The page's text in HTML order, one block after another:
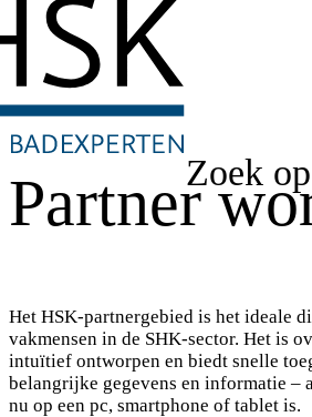
Zoek op
Partner
Het HSK-partnergebied is het ideale
vakmensen in de SHK-sector. Het is
intuïtief ontworpen en biedt snelle
belangrijke gegevens en informatie –
nu op een pc, smartphone of tablet is.